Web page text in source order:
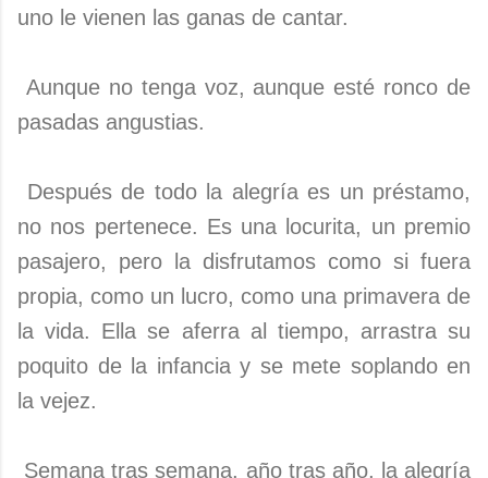
uno le vienen las ganas de cantar.
Aunque no tenga voz, aunque esté ronco de
pasadas angustias.
Después de todo la alegría es un préstamo,
no nos pertenece. Es una locurita, un premio
pasajero, pero la disfrutamos como si fuera
propia, como un lucro, como una primavera de
la vida. Ella se aferra al tiempo, arrastra su
poquito de la infancia y se mete soplando en
la vejez.
Semana tras semana, año tras año, la alegría